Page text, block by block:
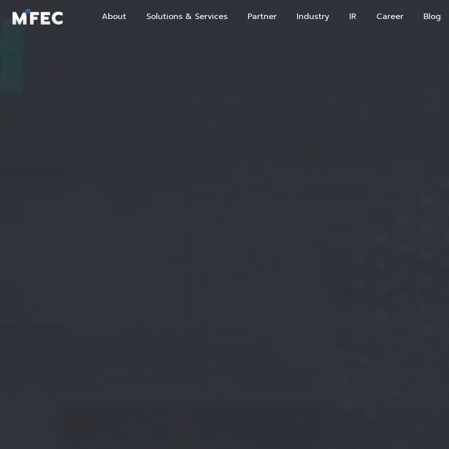
About Solutions & Services Partner Industry IR Career Blog